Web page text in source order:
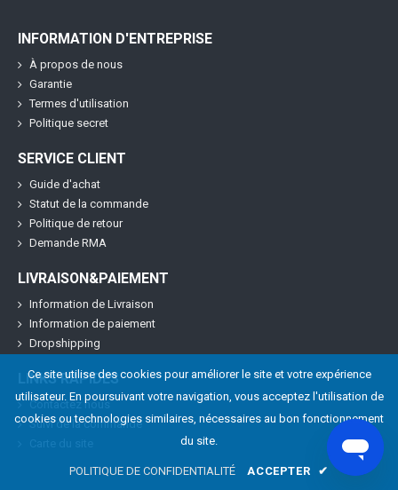
INFORMATION D'ENTREPRISE
À propos de nous
Garantie
Termes d'utilisation
Politique secret
SERVICE CLIENT
Guide d'achat
Statut de la commande
Politique de retour
Demande RMA
LIVRAISON&PAIEMENT
Information de Livraison
Information de paiement
Dropshipping
LINKS RAPIDES
Contactez nous
Suivi de la commande
Ce site utilise des cookies pour améliorer le site et votre expérience
utilisateur. En poursuivant votre navigation, vous acceptez l'utilisation de
cookies ou technologies similaires, nécessaires au bon fonctionnement
du site.
POLITIQUE DE CONFIDENTIALITÉ ACCEPTER ✔